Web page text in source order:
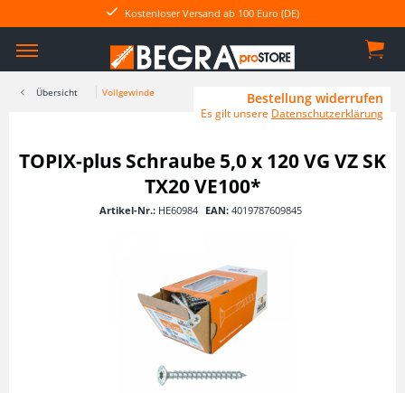
Kostenloser Versand ab 100 Euro (DE)
Übersicht Vollgewinde
TOPIX-plus Schraube 5,0 x 120 VG VZ SK
TX20 VE100*
Artikel-Nr.: HE60984 EAN: 4019787609845
Bestellung widerrufen
Es gilt unsere Datenschutzerklärung